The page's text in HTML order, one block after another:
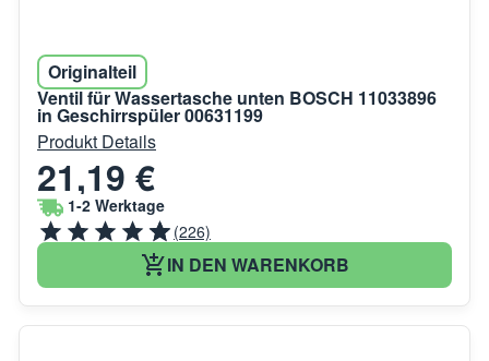
Originalteil
Ventil für Wassertasche unten BOSCH 11033896
in Geschirrspüler 00631199
Produkt Details
21,19 €
1-2 Werktage
(226)
IN DEN WARENKORB